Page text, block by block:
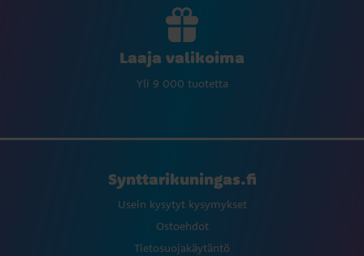
Laaja valikoima
Yli 9 000 tuotetta
Synttarikuningas.fi
Usein kysytyt kysymykset
Ostoehdot
Tietosuojakäytäntö